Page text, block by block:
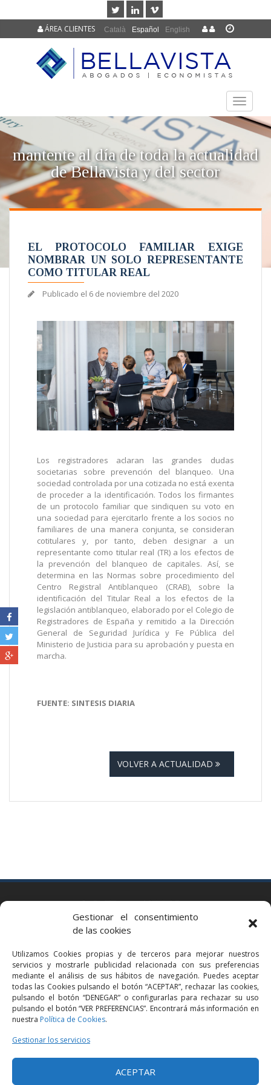
Gestionar el consentimiento
de las cookies
Utilizamos Cookies propias y de terceros para mejorar nuestros
servicios y mostrarle publicidad relacionada con sus preferencias
mediante el análisis de sus hábitos de navegación. Puedes aceptar
todas las Cookies pulsando el botón “ACEPTAR”, rechazar las cookies,
pulsando el botón “DENEGAR” o configurarlas para rechazar su uso
pulsando el botón “VER PREFERENCIAS”. Encontrará más información en
nuestra Política de Cookies.
Gestionar los servicios
ACEPTAR
Català Español English
ÁREA CLIENTES
TOGGLE
mantente al día de toda la actualidad
de Bellavista y del sector
EL PROTOCOLO FAMILIAR EXIGE
NOMBRAR UN SOLO REPRESENTANTE
COMO TITULAR REAL
Publicado el 6 de noviembre del 2020
Los registradores aclaran las grandes dudas
societarias sobre prevención del blanqueo. Una
sociedad controlada por una cotizada no está exenta
de proceder a la identificación. Todos los firmantes
de un protocolo familiar que sindiquen su voto en
una sociedad para ejercitarlo frente a los socios no
familiares de una manera conjunta, se consideran
cotitulares y, por tanto, deben designar a un
representante como titular real (TR) a los efectos de
la prevención del blanqueo de capitales. Así, se
determina en las Normas sobre procedimiento del
Centro Registral Antiblanqueo (CRAB), sobre la
identificación del Titular Real a los efectos de la
legislación antiblanqueo, elaborado por el Colegio de
Registradores de España y remitido a la Dirección
General de Seguridad Jurídica y Fe Pública del
Ministerio de Justicia para su aprobación y puesta en
marcha.
FUENTE: SINTESIS DIARIA
VOLVER A ACTUALIDAD
Via Augusta 2 bis, 3º, 08006 Barcelona
bcn@bellavistalegal.eu
GRANOLLERS
C/ Sant Jaume, 16 1r, 08401 Granollers (Bcn)
+34 93 860 39 60
grn@bellavistalegal.eu
MADRID
C/ Serrano 114, 2º izq. 28006 Madrid.
+34 91 431 98 21 | +34 91 431 98 95